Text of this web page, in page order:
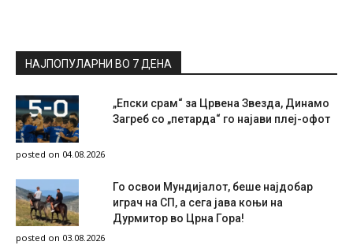
НАЈПОПУЛАРНИ ВО 7 ДЕНА
„Епски срам“ за Црвена Звезда, Динамо
Загреб со „петарда“ го најави плеј-офот
posted on 04.08.2026
Го освои Мундијалот, беше најдобар
играч на СП, а сега јава коњи на
Дурмитор во Црна Гора!
posted on 03.08.2026